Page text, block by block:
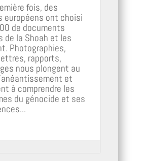
fois, des
européens ont choisi
de documents
de la Shoah et les
Photographies,
rapports,
nous plongent au
et
à comprendre les
du génocide et ses